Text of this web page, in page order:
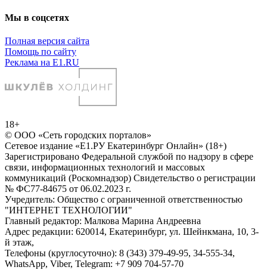
Мы в соцсетях
Полная версия сайта
Помощь по сайту
Реклама на E1.RU
18+
© ООО «Сеть городских порталов»
Сетевое издание «Е1.РУ Екатеринбург Онлайн» (18+)
Зарегистрировано Федеральной службой по надзору в сфере
связи, информационных технологий и массовых
коммуникаций (Роскомнадзор) Свидетельство о регистрации
№ ФС77-84675 от 06.02.2023 г.
Учредитель: Общество с ограниченной ответственностью
"ИНТЕРНЕТ ТЕХНОЛОГИИ"
Главный редактор: Малкова Марина Андреевна
Адрес редакции: 620014, Екатеринбург, ул. Шейнкмана, 10, 3-
й этаж,
Телефоны (круглосуточно): 8 (343) 379-49-95, 34-555-34,
WhatsApp, Viber, Telegram: +7 909 704-57-70